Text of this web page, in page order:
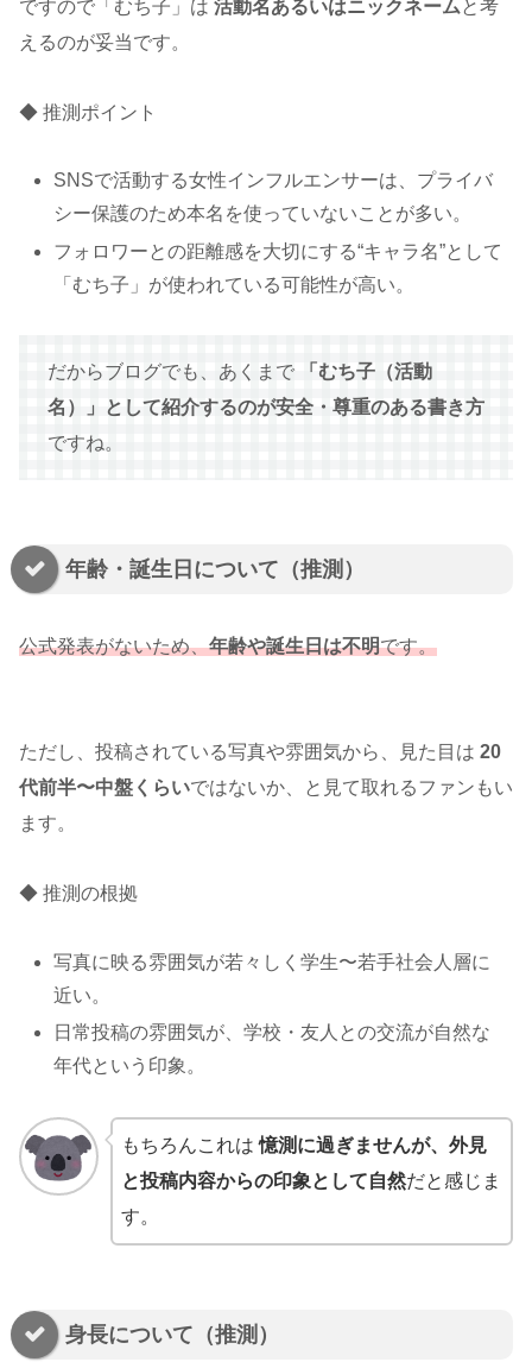
ですので「むち子」は 活動名あるいはニックネーム と考
えるのが妥当です。
◆ 推測ポイント
SNSで活動する女性インフルエンサーは、プライバ
シー保護のため本名を使っていないことが多い。
フォロワーとの距離感を大切にする“キャラ名”として
「むち子」が使われている可能性が高い。
だからブログでも、あくまで
「むち子（活動
名）」として紹介するのが安全・尊重のある書き方
ですね。
年齢・誕生日について（推測）
公式発表がないため、年齢や誕生日は不明です。
ただし、投稿されている写真や雰囲気から、見た目は 20
代前半〜中盤くらいではないか、と見て取れるファンもい
ます。
◆ 推測の根拠
写真に映る雰囲気が若々しく学生〜若手社会人層に
近い。
日常投稿の雰囲気が、学校・友人との交流が自然な
年代という印象。
もちろんこれは憶測に過ぎませんが、外見
と投稿内容からの印象として自然だと感じま
す。
身長について（推測）